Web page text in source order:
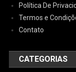
Política De
Termos e
Contato
CATEGORIAS